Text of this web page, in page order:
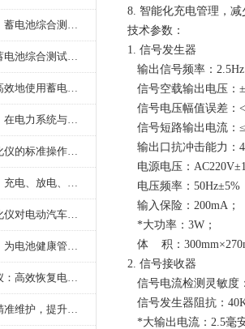
蓄电池故障快速诊断：蓄电池综合测试仪判断落后电池的方法与标准
符合电力检测标准：蓄电池综合测试仪测试规范与精度校准方法详解
操作指南：如何安全高效地使用蓄电池智能活化仪？
蓄电池充放检一体机：在电力系统与储能设备中的创新应用，确保蓄电池性能与可靠性
蓄电池整组充放电活化仪的标准操作流程：从接线设置到充放电参数设定的安全规范
蓄电池充放检一体机：充电、放电、检测三功能集成设备
蓄电池整组充放电活化仪对电动汽车电池有帮助吗？
蓄电池充放检一体机：为电池健康管理提供一站式解决方案
智能蓄电池单体活化仪：高效恢复电池性能，延长蓄电池使用寿命
蓄电池智能活化仪：精准维护，提升电池健康状态
8. 智能化充电管理，
技术参数：
1. 信号发生器
输出信号频率：
信号空载输出电压：
信号电压幅值误差：
信号短路输出电流：
输出口抗冲击能力：
电源电压：
电压频率：50Hz±5%
输入保险：200mA；
*大功率：3W；
体 积：
2. 信号接收器
信号电流检测灵敏度
信号发生器阻抗：
*大输出电流：2.5毫